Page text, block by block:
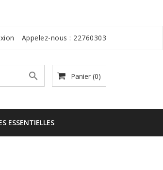
Appelez-nous : 22760303
Panier (0)

ESSENTIELLES